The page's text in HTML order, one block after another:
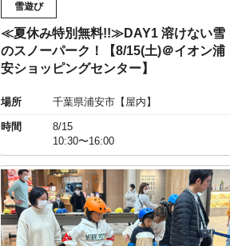
雪遊び
≪夏休み特別無料!!≫DAY1 溶けない雪
のスノーパーク！【8/15(土)＠イオン浦
安ショッピングセンター】
場所 千葉県浦安市【屋内】
時間
8/15
10:30〜16:00